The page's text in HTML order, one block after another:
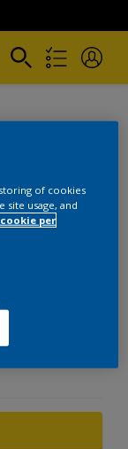
i
of cookies
site usage, and
per